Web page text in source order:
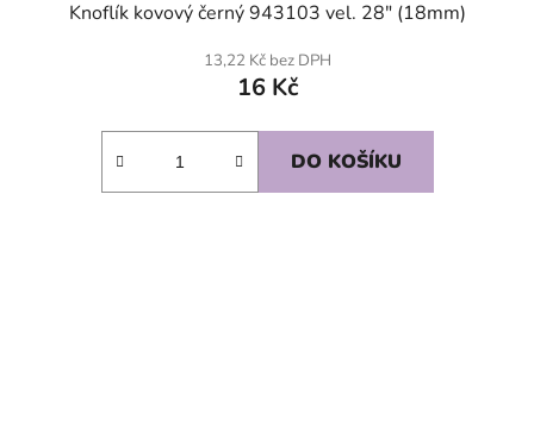
Knoflík kovový černý 943103 vel. 28" (18mm)
13,22 Kč bez DPH
16 Kč
DO KOŠÍKU